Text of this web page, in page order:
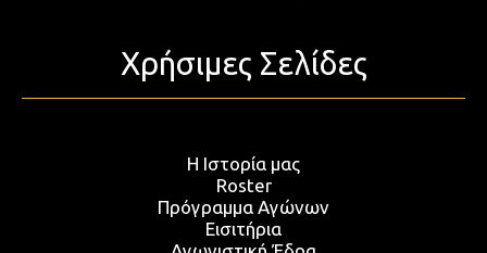
Χρήσιμες Σελίδες
Η Ιστορία μας
Roster
Πρόγραμμα Αγώνων
Εισιτήρια